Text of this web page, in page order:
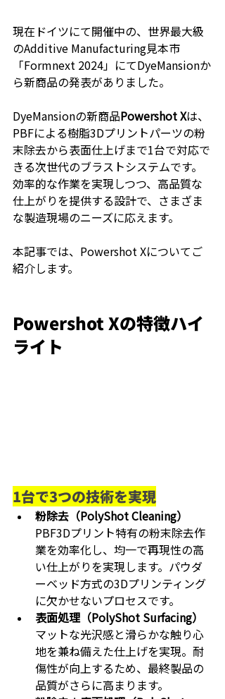
現在ドイツにて開催中の、世界最大級
のAdditive Manufacturing見本市
「Formnext 2024」にてDyeMansionか
ら新商品の発表がありました。
DyeMansionの新商品Powershot Xは、
PBFによる樹脂3Dプリントパーツの粉
末除去から表面仕上げまで1台で対応で
きる次世代のブラストシステムです。
効率的な作業を実現しつつ、高品質な
仕上がりを提供する設計で、さまざま
な製造現場のニーズに応えます。
本記事では、Powershot Xについてご
紹介します。
Powershot Xの特徴ハイ
ライト
1台で3つの技術を実現
粉除去（PolyShot Cleaning）
PBF3Dプリント特有の粉末除去作
業を効率化し、均一で再現性の高
い仕上がりを実現します。パウダ
ーベッド方式の3Dプリンティング
に欠かせないプロセスです。
表面処理（PolyShot Surfacing）
マットな光沢感と滑らかな触り心
地を兼ね備えた仕上げを実現。耐
傷性が向上するため、最終製品の
品質がさらに高まります。